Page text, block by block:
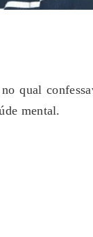
qual
mental.